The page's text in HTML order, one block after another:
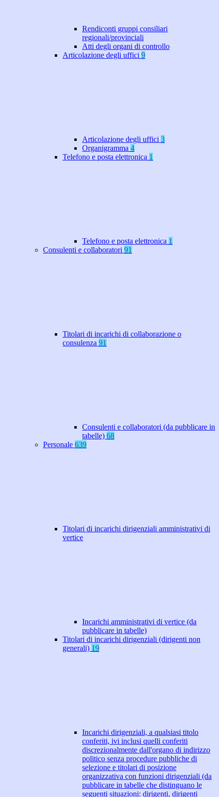
Rendiconti gruppi consiliari
regionali/provinciali
Atti degli organi di controllo
Articolazione degli uffici 9
Articolazione degli uffici 3
Organigramma 4
Telefono e posta elettronica 1
Telefono e posta elettronica 1
Consulenti e collaboratori 91
Titolari di incarichi di collaborazione o
consulenza 91
Consulenti e collaboratori (da pubblicare in
tabelle) 68
Personale 639
Titolari di incarichi dirigenziali amministrativi di
vertice
Incarichi amministrativi di vertice (da
pubblicare in tabelle)
Titolari di incarichi dirigenziali (dirigenti non
generali) 19
Incarichi dirigenziali, a qualsiasi titolo
conferiti, ivi inclusi quelli conferiti
discrezionalmente dall'organo di indirizzo
politico senza procedure pubbliche di
selezione e titolari di posizione
organizzativa con funzioni dirigenziali (da
pubblicare in tabelle che distinguano le
seguenti situazioni: dirigenti, dirigenti